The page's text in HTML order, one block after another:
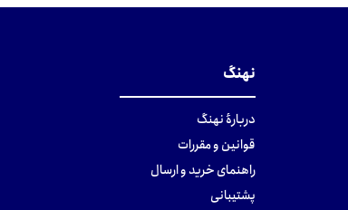
نهنگ
دربارهٔ نهنگ
قوانین و مقررات
راهنمای خرید و ارسال
پشتیبانی